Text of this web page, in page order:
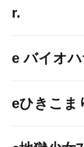
r.
e バイオ
eひきこま